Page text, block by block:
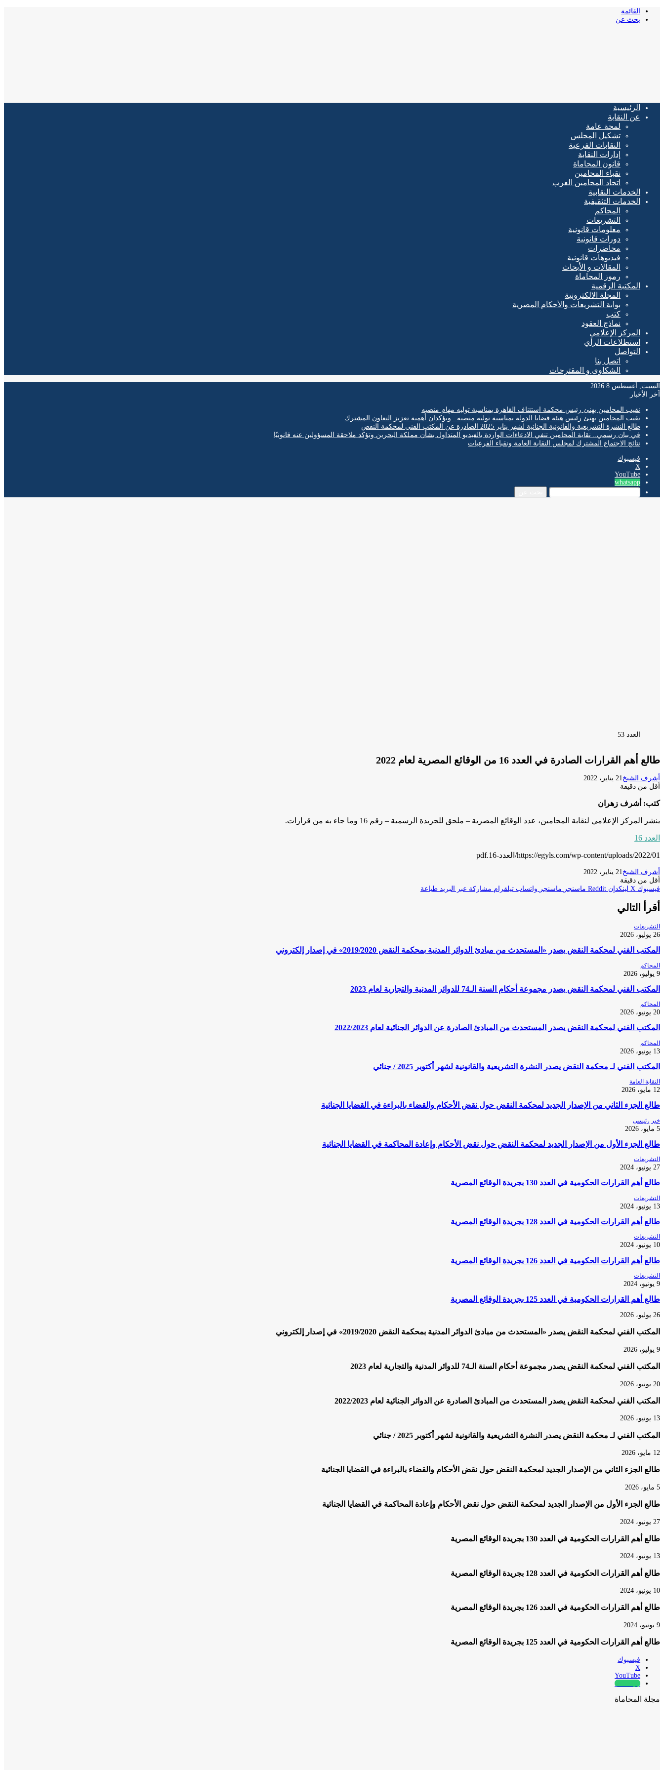
القائمة
بحث عن
الرئيسية
عن النقابة
لمحة عامة
تشكيل المجلس
النقابات الفرعية
إدارات النقابة
قانون المحاماة
نقباء المحامين
اتحاد المحامين العرب
الخدمات النقابية
الخدمات التثقيفية
المحاكم
التشريعات
معلومات قانونية
دورات قانونية
محاضرات
فيديوهات قانونية
المقالات و الأبحاث
رموز المحاماة
المكتبة الرقمية
المجلة الالكترونية
بوابة التشريعات والأحكام المصرية
كتب
نماذج العقود
المركز الإعلامي
استطلاعات الرأي
التواصل
اتصل بنا
الشكاوى و المقترحات
السبت, أغسطس 8 2026
آخر الأخبار
نقيب المحامين يهنئ رئيس محكمة استئناف القاهرة بمناسبة توليه مهام منصبه
نقيب المحامين يهنئ رئيس هيئة قضايا الدولة بمناسبة توليه منصبه.. ويؤكدان أهمية تعزيز التعاون المشترك
طالع النشرة التشريعية والقانونية الجنائية لشهر يناير 2025 الصادرة عن المكتب الفني لمحكمة النقض
في بيان رسمي.. نقابة المحامين تنفي الادعاءات الواردة بالفيديو المتداول بشأن مملكة البحرين وتؤكد ملاحقة المسؤولين عنه قانونيًا
نتائج الاجتماع المشترك لمجلس النقابة العامة ونقباء الفرعيات
فيسبوك
‫X
‫YouTube
whatsapp
العدد 53
طالع أهم القرارات الصادرة في العدد 16 من الوقائع المصرية لعام 2022
أشرف الشيخ21 يناير، 2022
أقل من دقيقة
كتب: أشرف زهران
ينشر المركز الإعلامي لنقابة المحامين، عدد الوقائع المصرية – ملحق للجريدة الرسمية – رقم 16 وما جاء به من قرارات.
العدد 16
https://egyls.com/wp-content/uploads/2022/01/العدد-16.pdf
أشرف الشيخ21 يناير، 2022
أقل من دقيقة
فيسبوك ‫X لينكدإن ماسنجر ماسنجر واتساب تيلقرام مشاركة عبر البريد طباعة
أقرأ التالي
التشريعات
26 يوليو، 2026
المكتب الفني لمحكمة النقض يصدر «المستحدث من مبادئ الدوائر المدنية بمحكمة النقض 2019/2020» في إصدار إلكتروني
المحاكم
9 يوليو، 2026
المكتب الفني لمحكمة النقض يصدر مجموعة أحكام السنة الـ74 للدوائر المدنية والتجارية لعام 2023
المحاكم
20 يونيو، 2026
المكتب الفني لمحكمة النقض يصدر المستحدث من المبادئ الصادرة عن الدوائر الجنائية لعام 2022/2023
المحاكم
13 يونيو، 2026
المكتب الفني لـ محكمة النقض يصدر النشرة التشريعية والقانونية لشهر أكتوبر 2025 / جنائي
النقابة العامة
12 مايو، 2026
طالع الجزء الثاني من الإصدار الجديد لمحكمة النقض حول نقض الأحكام والقضاء بالبراءة في القضايا الجنائية
خبر رئيسى
5 مايو، 2026
طالع الجزء الأول من الإصدار الجديد لمحكمة النقض حول نقض الأحكام وإعادة المحاكمة في القضايا الجنائية
التشريعات
27 يونيو، 2024
طالع أهم القرارات الحكومية في العدد 130 بجريدة الوقائع المصرية
التشريعات
13 يونيو، 2024
طالع أهم القرارات الحكومية في العدد 128 بجريدة الوقائع المصرية
التشريعات
10 يونيو، 2024
طالع أهم القرارات الحكومية في العدد 126 بجريدة الوقائع المصرية
التشريعات
9 يونيو، 2024
طالع أهم القرارات الحكومية في العدد 125 بجريدة الوقائع المصرية
26 يوليو، 2026
المكتب الفني لمحكمة النقض يصدر «المستحدث من مبادئ الدوائر المدنية بمحكمة النقض 2019/2020» في إصدار إلكتروني
9 يوليو، 2026
المكتب الفني لمحكمة النقض يصدر مجموعة أحكام السنة الـ74 للدوائر المدنية والتجارية لعام 2023
20 يونيو، 2026
المكتب الفني لمحكمة النقض يصدر المستحدث من المبادئ الصادرة عن الدوائر الجنائية لعام 2022/2023
13 يونيو، 2026
المكتب الفني لـ محكمة النقض يصدر النشرة التشريعية والقانونية لشهر أكتوبر 2025 / جنائي
12 مايو، 2026
طالع الجزء الثاني من الإصدار الجديد لمحكمة النقض حول نقض الأحكام والقضاء بالبراءة في القضايا الجنائية
5 مايو، 2026
طالع الجزء الأول من الإصدار الجديد لمحكمة النقض حول نقض الأحكام وإعادة المحاكمة في القضايا الجنائية
27 يونيو، 2024
طالع أهم القرارات الحكومية في العدد 130 بجريدة الوقائع المصرية
13 يونيو، 2024
طالع أهم القرارات الحكومية في العدد 128 بجريدة الوقائع المصرية
10 يونيو، 2024
طالع أهم القرارات الحكومية في العدد 126 بجريدة الوقائع المصرية
9 يونيو، 2024
طالع أهم القرارات الحكومية في العدد 125 بجريدة الوقائع المصرية
فيسبوك
‫X
‫YouTube
whatsapp
مجلة المحاماة